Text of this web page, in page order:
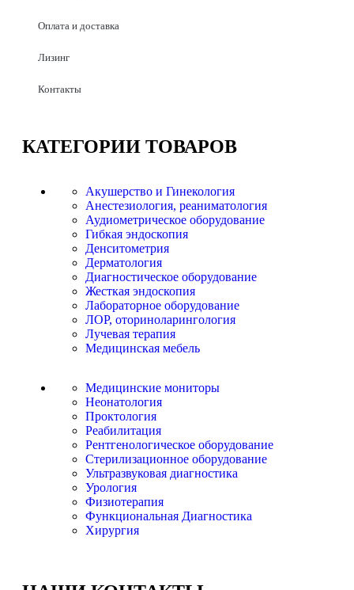
Оплата и доставка
Лизинг
Контакты
КАТЕГОРИИ ТОВАРОВ
Акушерство и Гинекология
Анестезиология, реаниматология
Аудиометрическое оборудование
Гибкая эндоскопия
Денситометрия
Дерматология
Диагностическое оборудование
Жесткая эндоскопия
Лабораторное оборудование
ЛОР, оториноларингология
Лучевая терапия
Медицинская мебель
Медицинские мониторы
Неонатология
Проктология
Реабилитация
Рентгенологическое оборудование
Стерилизационное оборудование
Ультразвуковая диагностика
Урология
Физиотерапия
Функциональная Диагностика
Хирургия